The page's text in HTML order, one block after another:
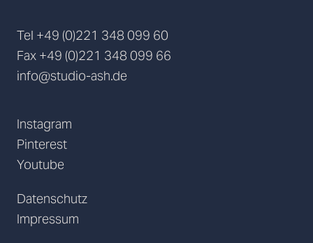
Tel +49 (0)221 348 099 60
Fax +49 (0)221 348 099 66
info@studio-ash.de
Instagram
Pinterest
Youtube
Datenschutz
Impressum